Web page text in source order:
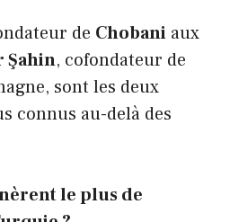
de Chobani aux
Şahin, cofondateur de
sont les deux
connus au-delà des
le plus de